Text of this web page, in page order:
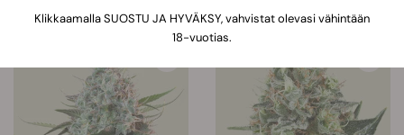
21 Tuotteet
Klikkaamalla SUOSTU JA HYVÄKSY, vahvistat olevasi vähintään
18-vuotias.